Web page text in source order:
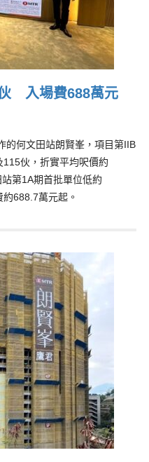
入場費688萬元
的何文田站朗賢峯，項目第IIB
伙，折實平均呎價約
第1A期首批單位低約
688.7萬元起。